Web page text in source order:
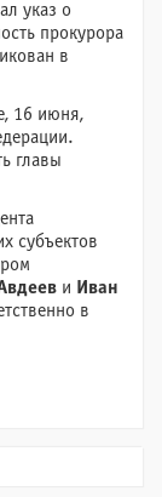
указ о
прокурора
в
16 июня,
главы
субъектов
и Иван
в